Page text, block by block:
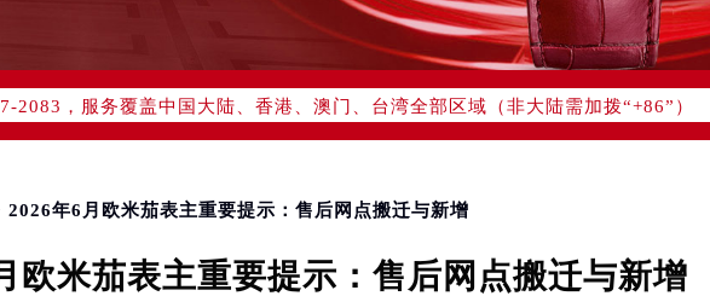
优化升级公告
务热线：400-877-2083
2083，服务覆盖中国大陆、香港、澳门、台湾全部区域（非大陆需加拨“+86”）
点地址：
楼W3座6层602室（需提前预约）
楼2座37层3705室（需提前预约）
2026年6月欧米茄表主重要提示：售后网点搬迁与新增
欧米茄表主重要提示：售后网点搬迁与新增